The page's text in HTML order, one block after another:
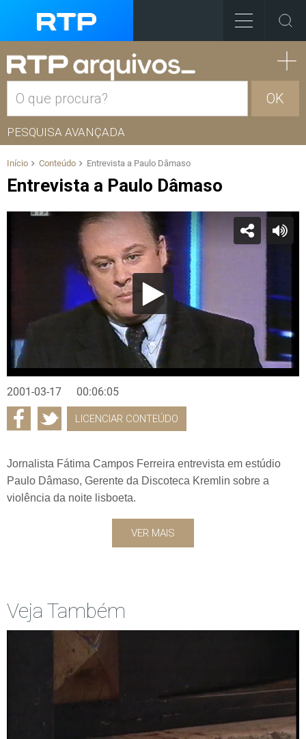
OK
PESQUISA AVANÇADA
Início Conteúdo Entrevista a Paulo Dâmaso
Entrevista a Paulo Dâmaso
2001-03-17 00:06:05
LICENCIAR CONTEÚDO
Jornalista Fátima Campos Ferreira entrevista em estúdio
Paulo Dâmaso, Gerente da Discoteca Kremlin sobre a
violência da noite lisboeta.
VER MAIS
Veja Também